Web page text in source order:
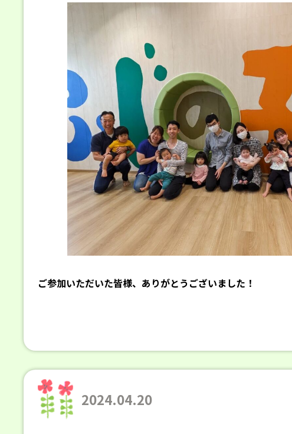
ご参加いただいた皆様、ありがとうございました！
2024.04.20